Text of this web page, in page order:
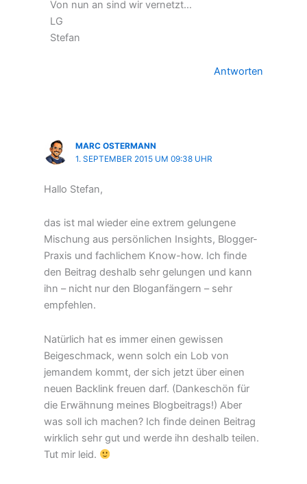
Von nun an sind wir vernetzt…
LG
Stefan
Antworten
MARC OSTERMANN
1. SEPTEMBER 2015 UM 09:38 UHR
Hallo Stefan,
das ist mal wieder eine extrem gelungene
Mischung aus persönlichen Insights, Blogger-
Praxis und fachlichem Know-how. Ich finde
den Beitrag deshalb sehr gelungen und kann
ihn – nicht nur den Bloganfängern – sehr
empfehlen.
Natürlich hat es immer einen gewissen
Beigeschmack, wenn solch ein Lob von
jemandem kommt, der sich jetzt über einen
neuen Backlink freuen darf. (Dankeschön für
die Erwähnung meines Blogbeitrags!) Aber
was soll ich machen? Ich finde deinen Beitrag
wirklich sehr gut und werde ihn deshalb teilen.
Tut mir leid.